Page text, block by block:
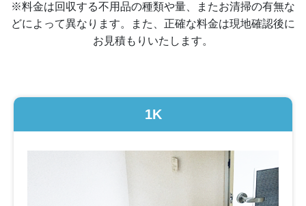
※料金は回収する不用品の種類や量、またお清掃の有無な
どによって異なります。また、正確な料金は現地確認後に
お見積もりいたします。
1K